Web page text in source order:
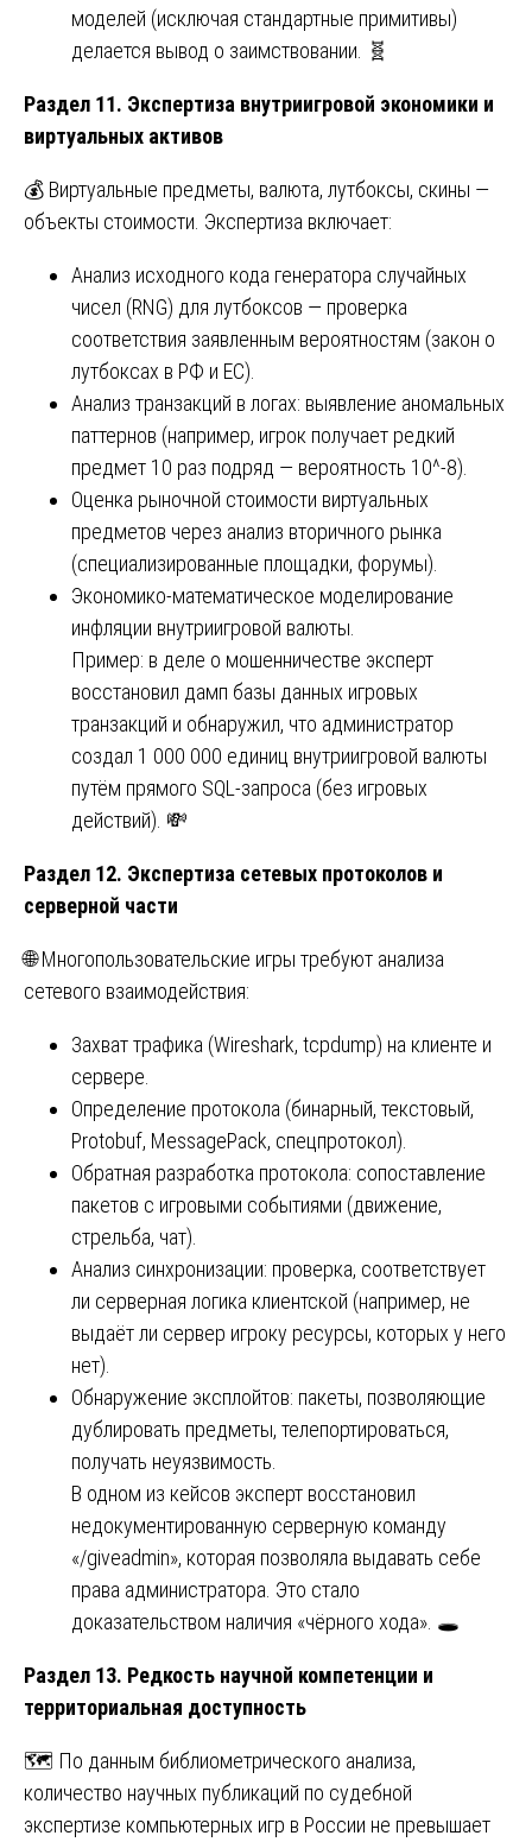
моделей (исключая стандартные примитивы)
делается вывод о заимствовании. 🧬
Раздел 11. Экспертиза внутриигровой экономики и
виртуальных активов
💰 Виртуальные предметы, валюта, лутбоксы, скины —
объекты стоимости. Экспертиза включает:
Анализ исходного кода генератора случайных
чисел (RNG) для лутбоксов — проверка
соответствия заявленным вероятностям (закон о
лутбоксах в РФ и ЕС).
Анализ транзакций в логах: выявление аномальных
паттернов (например, игрок получает редкий
предмет 10 раз подряд — вероятность 10^-8).
Оценка рыночной стоимости виртуальных
предметов через анализ вторичного рынка
(специализированные площадки, форумы).
Экономико-математическое моделирование
инфляции внутриигровой валюты.
Пример: в деле о мошенничестве эксперт
восстановил дамп базы данных игровых
транзакций и обнаружил, что администратор
создал 1 000 000 единиц внутриигровой валюты
путём прямого SQL-запроса (без игровых
действий). 💸
Раздел 12. Экспертиза сетевых протоколов и
серверной части
🌐 Многопользовательские игры требуют анализа
сетевого взаимодействия:
Захват трафика (Wireshark, tcpdump) на клиенте и
сервере.
Определение протокола (бинарный, текстовый,
Protobuf, MessagePack, спецпротокол).
Обратная разработка протокола: сопоставление
пакетов с игровыми событиями (движение,
стрельба, чат).
Анализ синхронизации: проверка, соответствует
ли серверная логика клиентской (например, не
выдаёт ли сервер игроку ресурсы, которых у него
нет).
Обнаружение эксплойтов: пакеты, позволяющие
дублировать предметы, телепортироваться,
получать неуязвимость.
В одном из кейсов эксперт восстановил
недокументированную серверную команду
«/giveadmin», которая позволяла выдавать себе
права администратора. Это стало
доказательством наличия «чёрного хода». 🕳️
Раздел 13. Редкость научной компетенции и
территориальная доступность
🗺️ По данным библиометрического анализа,
количество научных публикаций по судебной
экспертизе компьютерных игр в России не превышает